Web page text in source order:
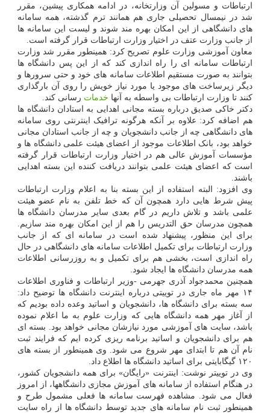
ارتباطات و مسولین آن وزارتخانه، در ادامه همکاری پیشین، مقرر
شد در نیمسال تحصیلی جاری هم همانند ترم گذشته، همه سامانه
های دانشگاهی از این امکان بهره مند شوند و لیست این سامانه ها
از جانب وزارت عتف در اختیار وزارت ارتباطات قرار گرفته است.
معاون آموزشی وزارت علوم تصریح کرد: همینطور مقرر شد وزارت
ارتباطات سامانه ای را راه اندازی کند که از این پس دانشگاه ها
بتوانند به صورت مستقیم اطلاعات سامانه های خود و حتی سرورها و
دیگر زیرساخت های موجود یا مورد نیاز خویش را روی آن بارگذاری
کنند تا وزارت ارتباطات بی واسطه به آنها خدمات رسانی کند.
دکتر خاکی صدیق درباره بسته مجانی اهدایی به استادان دانشگاه ها
هم اضافه کرد: علاوه بر آنکه هرگونه ترافیک اینترنتی روی سامانه
های دانشگاهی چه از جانب دانشجویان و چه از جانب استادان مجانی
خواهد بود، بانک اطلاعات موجود از اعضای هیئت علمی دانشگاه ها و
مؤسسات آموزش عالی هم در اختیار وزارت ارتباطات قرار گرفته
است که اعضای هیئت علمی بتوانند دریافت کننده این بسته اهدایی
باشند.
وی افزود: البته استفاده از این بسته بنا به اعلام وزارت ارتباطات
پیش شرط هایی دارد همچون آن که خط تلفن به نام عضو هیئت
علمی باشد و تلاش داریم در گام بعدی سایر مدرسان دانشگاه ها
همچون مدرسان حق التدریس را هم از این امکان بهره مند سازیم.
برای این منظور، پیشنهاد شده است در سامانه ای که از جانب
وزارت ارتباطات برای تکمیل اطلاعات سامانه های دانشگاهی در حال
راه اندازی است، بخشی هم برای تکمیل و به روزرسانی اطلاعات
همه مدرسان دانشگاه ها ایجاد شود.
همچنین محمدجواد آذری جهرمی -وزیر ارتباطات و فناوری اطلاعات
۱۴ مهر ماه جاری در توییتی درباره اینترنت دانشگاه ها توضیح داد:
سه بسته برای دانشگاه ها، دانشجویان و اساتید وعده داده بودیم که
از آغاز مهر همه دانشگاه هایی که وزارت علوم به ما اعلام نموده
باشد، سایت های آموزشی مورد نیازشان مجانی خواهد بود. بسته ای
هم برای دانشجویان و اساتید برنامه ریزی کرده ایم که فرایند ثبت
نام آن هم تا ابتدای مهر شروع می شود. وی همینطور از بسته های
۱۲۰ گیگابایتی برای اساتید دانشگاه ها اطلاع داد.
وی در توییتر نوشت: اینترنت «رایگان» برای همه دانشجویان کشور،
در هنگام استفاده از سامانه های آموزش مجازی دانشگاهها، از امروز
فعال می شود. ‏مشاهده فهرست سامانه ها فعلی مشمول طرح و
همینطور ثبت نام سامانه های جدید توسط دانشگاه ها از راه سایت